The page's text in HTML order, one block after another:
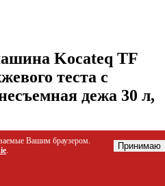
Kocateq TF
теста с
дежа 30 л,
ECO — это профессиональное
замеса дрожжевого теста в
Вашим браузером.
. Принимаю